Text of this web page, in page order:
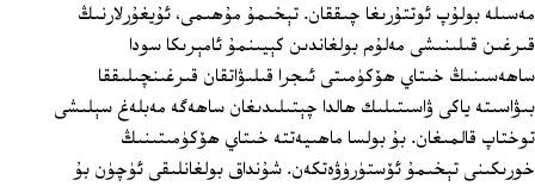
مەسىلە بولۇپ ئوتتۇرىغا چىققان. تېخىمۇ مۇھىمى، ئۇيغۇرلارنىڭ
قىرغىن قىلىنىشى مەلۇم بولغاندىن كېيىنمۇ ئامېرىكا سودا
ساھەسىنىڭ خىتاي ھۆكۈمىتى ئىجرا قىلىۋاتقان قىرغىنچىلىققا
بىۋاسىتە ياكى ۋاسىتىلىك ھالدا چېتىلىدىغان ساھەگە مەبلەغ سېلىشى
توختاپ قالمىغان. بۇ بولسا ماھىيەتتە خىتاي ھۆكۈمىتىنىڭ
خورىكىنى تېخىمۇ ئۆستۈرۈۋەتكەن. شۇنداق بولغانلىقى ئۈچۈن بۇ